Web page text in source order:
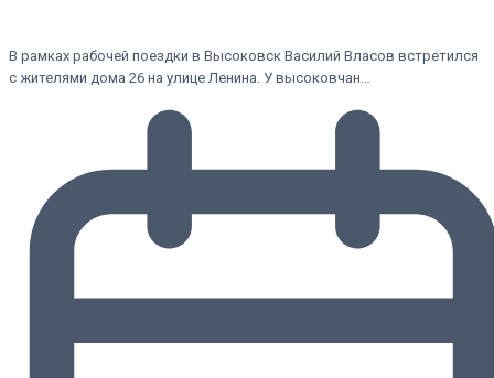
В рамках рабочей поездки в Высоковск Василий Власов встретился
с жителями дома 26 на улице Ленина. У высоковчан…